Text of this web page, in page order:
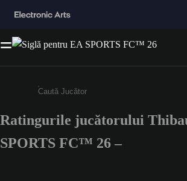
Enter a minimum of 3 characters
Ratingurile jucătorului
SPORTS FC™ 26 –